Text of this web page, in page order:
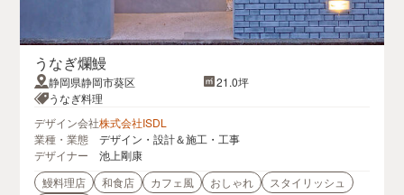
うなぎ爛鰻
静岡県静岡市葵区
21.0坪
うなぎ料理
デザイン会社株式会社ISDL
業種・業態
デザイン・設計＆施工・工事
デザイナー
池上剛康
鰻料理店
和食店 カフェ風 おしゃれ
スタイリッシュ